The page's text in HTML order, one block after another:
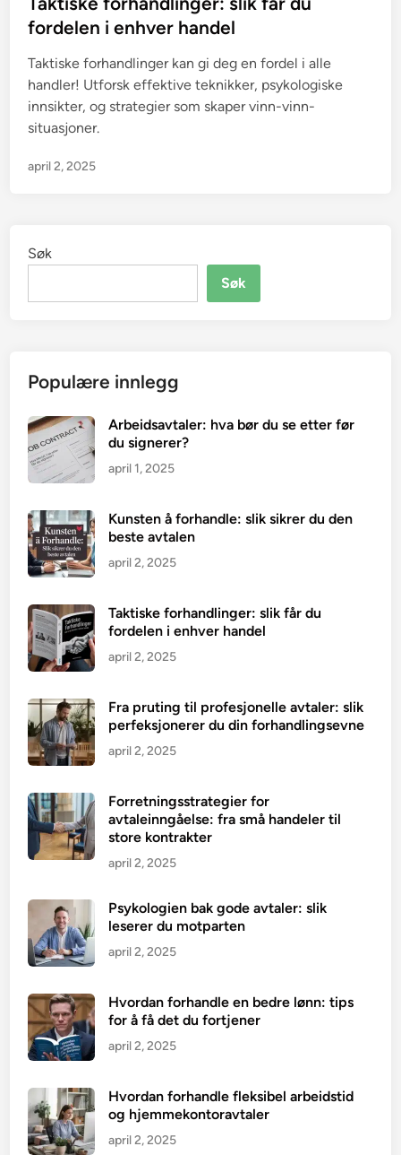
t
d
i
n
fordelen i enhver handel
Taktiske forhandlinger kan gi deg en fordel i alle
handler! Utforsk effektive teknikker, psykologiske
innsikter, og strategier som skaper vinn-vinn-
situasjoner.
april 2, 2025
Søk
Søk
Populære innlegg
Arbeidsavtaler: hva bør du se etter før
du signerer?
april 1, 2025
Kunsten å forhandle: slik sikrer du den
beste avtalen
april 2, 2025
Taktiske forhandlinger: slik får du
fordelen i enhver handel
april 2, 2025
Fra pruting til profesjonelle avtaler: slik
perfeksjonerer du din forhandlingsevne
april 2, 2025
Forretningsstrategier for
avtaleinngåelse: fra små handeler til
store kontrakter
april 2, 2025
Psykologien bak gode avtaler: slik
leserer du motparten
april 2, 2025
Hvordan forhandle en bedre lønn: tips
for å få det du fortjener
april 2, 2025
Hvordan forhandle fleksibel arbeidstid
og hjemmekontoravtaler
april 2, 2025